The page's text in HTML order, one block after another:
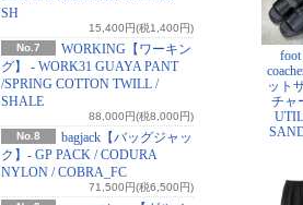
SH
15,400円(税1,400円)
No.7
WORKING【ワーキン
グ】 - WORK31 GUAYA PANT
/SPRING COTTON TWILL /
SHALE
88,000円(税8,000円)
No.8
bagjack【バッグジャッ
ク】- GP PACK / CODURA
NYLON / COBRA_FC
71,500円(税6,500円)
foot
ット
チャ